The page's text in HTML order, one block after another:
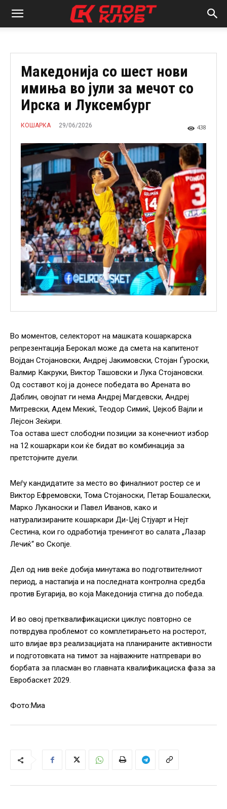
Македонија со шест нови
имиња во јули за мечот со
Ирска и Луксембург
КОШАРКА 29/06/2026 438
Во моментов, селекторот на машката кошаркарска
репрезентација Берокал може да смета на капитенот
Војдан Стојановски, Андреј Јакимовски, Стојан Ѓуроски,
Валмир Какруки, Виктор Ташовски и Лука Стојановски.
Од составот кој ја донесе победата во Арената во
Даблин, овојпат ги нема Андреј Магдевски, Андреј
Митревски, Адем Мекиќ, Теодор Симиќ, Џејкоб Вајли и
Лејсон Зеќири.
Тоа остава шест слободни позиции за конечниот избор
на 12 кошаркари кои ќе бидат во комбинација за
претстојните дуели.
Меѓу кандидатите за место во финалниот ростер се и
Виктор Ефремовски, Тома Стојаноски, Петар Бошалески,
Марко Луканоски и Павел Иванов, како и
натурализираните кошаркари Ди-Џеј Стјуарт и Нејт
Сестина, кои го одработија тренингот во салата „Лазар
Лечиќ“ во Скопје.
Дел од нив веќе добија минутажа во подготвителниот
период, а настапија и на последната контролна средба
против Бугарија, во која Македонија стигна до победа.
И во овој претквалификациски циклус повторно се
потврдува проблемот со комплетирањето на ростерот,
што влијае врз реализацијата на планираните активности
и подготовката на тимот за најважните натпревари во
борбата за пласман во главната квалификациска фаза за
Евробаскет 2029.
Фото:Миа